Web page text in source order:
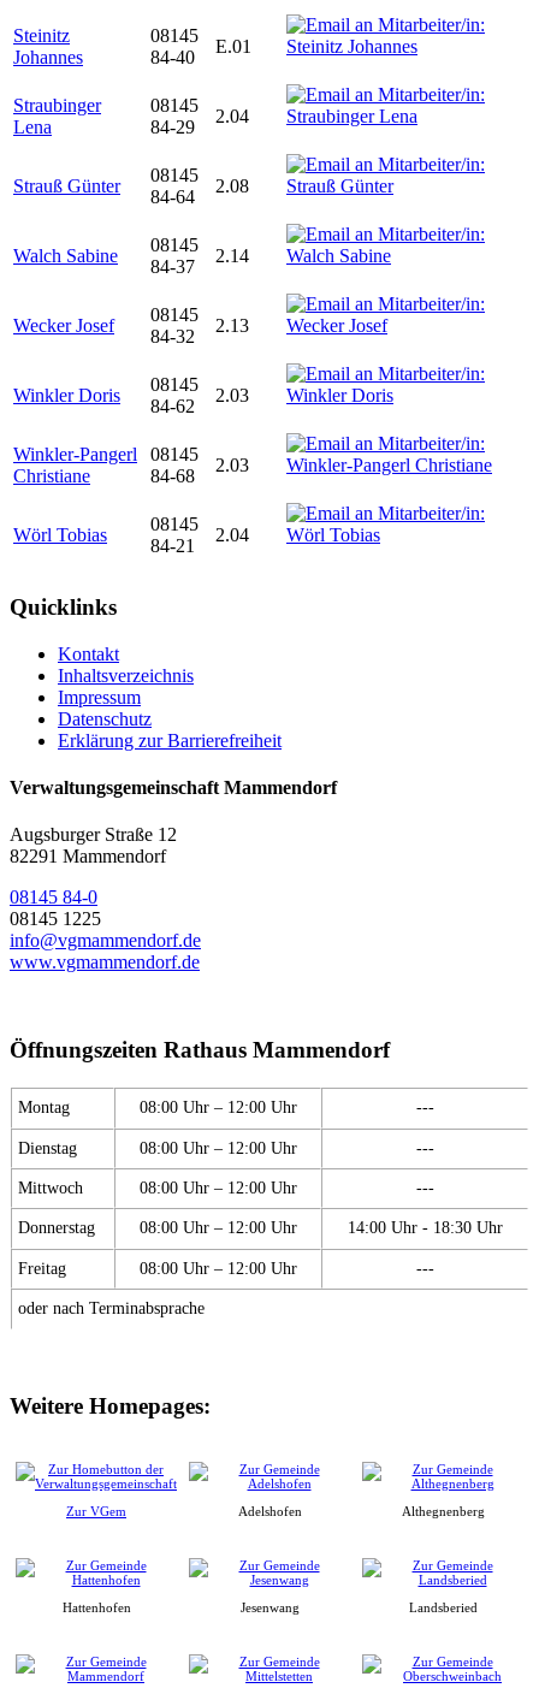
Steinitz
Johannes
08145
84-40
E.01
Straubinger
Lena
08145
84-29
2.04
Strauß Günter
08145
84-64
2.08
Walch Sabine
08145
84-37
2.14
Wecker Josef
08145
84-32
2.13
Winkler Doris
08145
84-62
2.03
Winkler-Pangerl
Christiane
08145
84-68
2.03
Wörl Tobias
08145
84-21
2.04
Quicklinks
Kontakt
Inhaltsverzeichnis
Impressum
Datenschutz
Erklärung zur Barrierefreiheit
Verwaltungsgemeinschaft Mammendorf
Augsburger Straße 12
82291 Mammendorf
08145 84-0
08145 1225
info@vgmammendorf.de
www.vgmammendorf.de
Öffnungszeiten Rathaus Mammendorf
Montag 08:00 Uhr – 12:00 Uhr ---
Dienstag 08:00 Uhr – 12:00 Uhr ---
Mittwoch 08:00 Uhr – 12:00 Uhr ---
Donnerstag 08:00 Uhr – 12:00 Uhr 14:00 Uhr - 18:30 Uhr
Freitag 08:00 Uhr – 12:00 Uhr ---
oder nach Terminabsprache
Weitere Homepages:
Zur VGem Adelshofen Althegnenberg
Hattenhofen Jesenwang Landsberied